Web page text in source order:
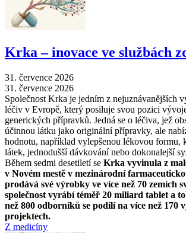
Krka –⁠ inovace ve službách
31. července 2026
31. července 2026
Společnost Krka je jedním z nejuznávanějších
léčiv v Evropě, který posiluje svou pozici
generických přípravků. Jedná se o léčiva, jež
účinnou látku jako originální přípravky, ale
hodnotu, například vylepšenou lékovou formu,
látek, jednodušší dávkování nebo dokonalejší
Během sedmi desetiletí se Krka vyvinula z
v Novém mestě v mezinárodní
prodává své výrobky ve více než 70 zemích
společnost vyrábí téměř 20 miliard tablet a
než 800 odborníků se podílí na více než 170
projektech.
Z medicíny